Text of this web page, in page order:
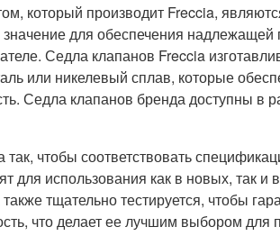
который производит Freccia,
для обеспечения надлежащей
Седла клапанов Freccia
или никелевый сплав, которые
Седла клапанов бренда доступны в
чтобы соответствовать
для использования как в новых, так и
тщательно тестируется, чтобы
что делает ее лучшим выбором для